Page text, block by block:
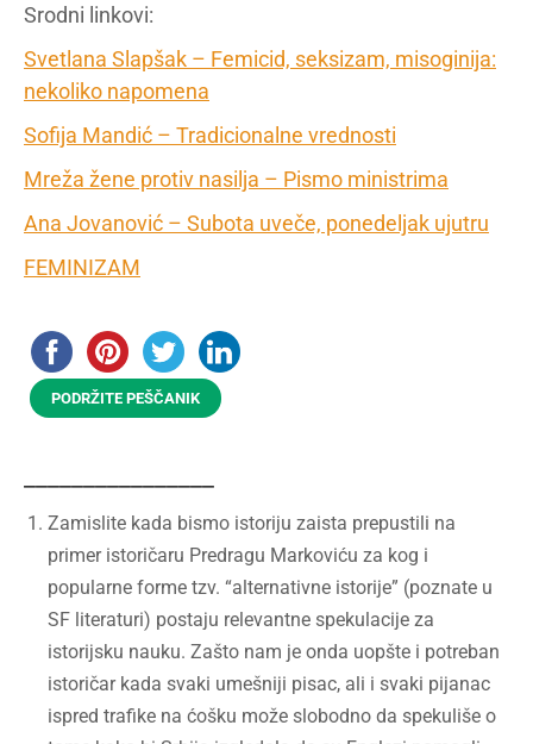
Srodni linkovi:
Svetlana Slapšak – Femicid, seksizam, misoginija:
nekoliko napomena
Sofija Mandić – Tradicionalne vrednosti
Mreža žene protiv nasilja – Pismo ministrima
Ana Jovanović – Subota uveče, ponedeljak ujutru
FEMINIZAM
PODRŽITE PEŠČANIK
Zamislite kada bismo istoriju zaista prepustili na
primer istoričaru Predragu Markoviću za kog i
popularne forme tzv. “alternativne istorije” (poznate u
SF literaturi) postaju relevantne spekulacije za
istorijsku nauku. Zašto nam je onda uopšte i potreban
istoričar kada svaki umešniji pisac, ali i svaki pijanac
ispred trafike na ćošku može slobodno da spekuliše o